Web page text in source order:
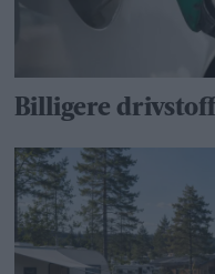
Billigere